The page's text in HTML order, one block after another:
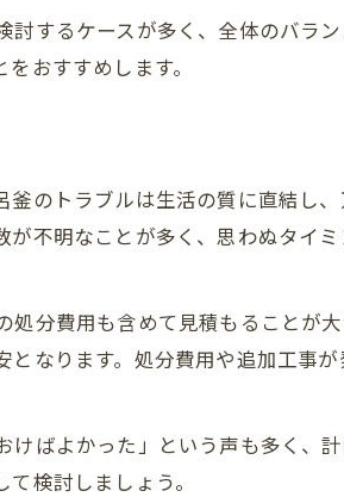
トするケースが多く、全体のバラ
おすすめします。
のトラブルは生活の質に直結し
不明なことが多く、思わぬタイ
分費用も含めて見積もることが
なります。処分費用や追加工事
ばよかった」という声も多く、
検討しましょう。